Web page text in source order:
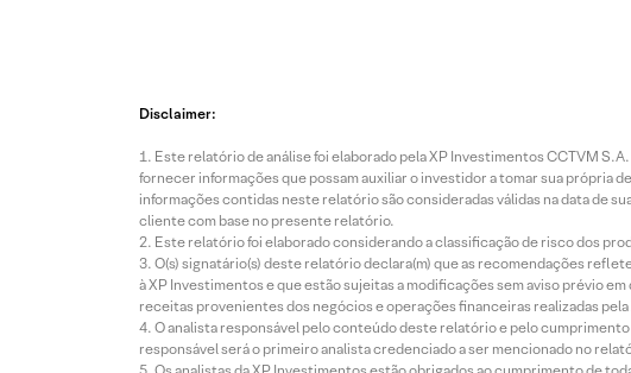
Disclaimer:
Este relatório de análise foi elaborado pela XP Investimentos CCTVM
fornecer informações que possam auxiliar o investidor a tomar sua própria
informações contidas neste relatório são consideradas válidas na data de
cliente com base no presente relatório.
Este relatório foi elaborado considerando a classificação de risco dos
O(s) signatário(s) deste relatório declara(m) que as recomendações
à XP Investimentos e que estão sujeitas a modificações sem aviso prévio
receitas provenientes dos negócios e operações financeiras realizadas
O analista responsável pelo conteúdo deste relatório e pelo
responsável será o primeiro analista credenciado a ser mencionado no